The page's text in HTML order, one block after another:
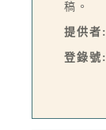
稿。
提供者:
登錄號: